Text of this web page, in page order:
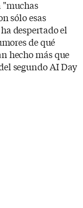
"muchas
sólo esas
despertado el
de qué
hecho más que
segundo AI Day